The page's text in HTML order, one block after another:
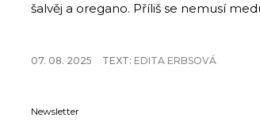
šalvěj a ore­gano. Příliš se nemusí
07. 08. 2025 TEXT: EDITA ERBSOVÁ
Newsletter